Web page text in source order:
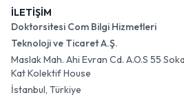
İLETİŞİM
Doktorsitesi Com Bilgi Hizmetleri
Teknoloji ve Ticaret A.Ş.
Maslak Mah. Ahi Evran Cd. A.O.S 55
Kat Kolektif House
İstanbul, Türkiye